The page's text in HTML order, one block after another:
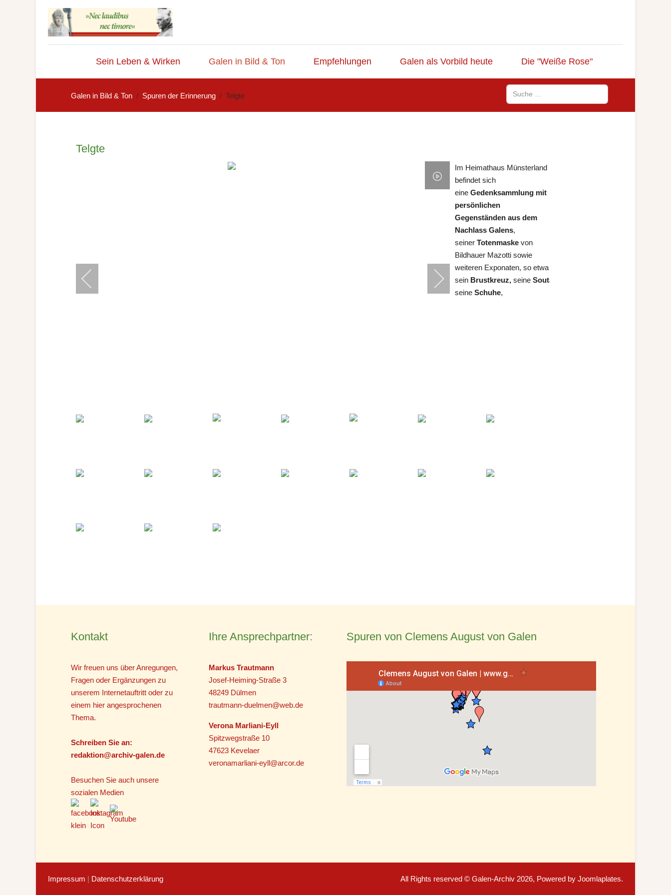
Sein Leben & Wirken Galen in Bild & Ton Empfehlungen Galen als Vorbild heute Die "Weiße Rose"
Galen in Bild & Ton Spuren der Erinnerung Telgte
Suchen
Telgte
Im Heimathaus Münsterland
befindet sich
eineGedenksammlung mit
persönlichen
Gegenständen aus dem
Nachlass Galens,
seinerTotenmaskevon
Bildhauer Mazotti sowie
weiteren Exponaten, so etwa
sein Brustkreuz,seineSoutane
seineSchuhe,
Kontakt
Wir freuen uns über Anregungen,
Fragen oder Ergänzungen zu
unserem Internetauftritt oder zu
einem hier angesprochenen
Thema.
Schreiben Sie an:
redaktion@archiv-galen.de
Besuchen Sie auch unsere
sozialen Medien
Ihre Ansprechpartner:
Markus Trautmann
Josef-Heiming-Straße 3
48249 Dülmen
trautmann-duelmen@web.de
Verona Marliani-Eyll
Spitzwegstraße 10
47623 Kevelaer
veronamarliani-eyll@arcor.de
Spuren von Clemens August von Galen
Impressum | Datenschutzerklärung All Rights reserved © Galen-Archiv 2026, Powered by Joomlaplates.